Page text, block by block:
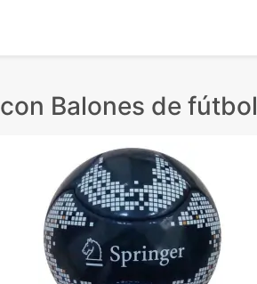
con Balones de fútbol